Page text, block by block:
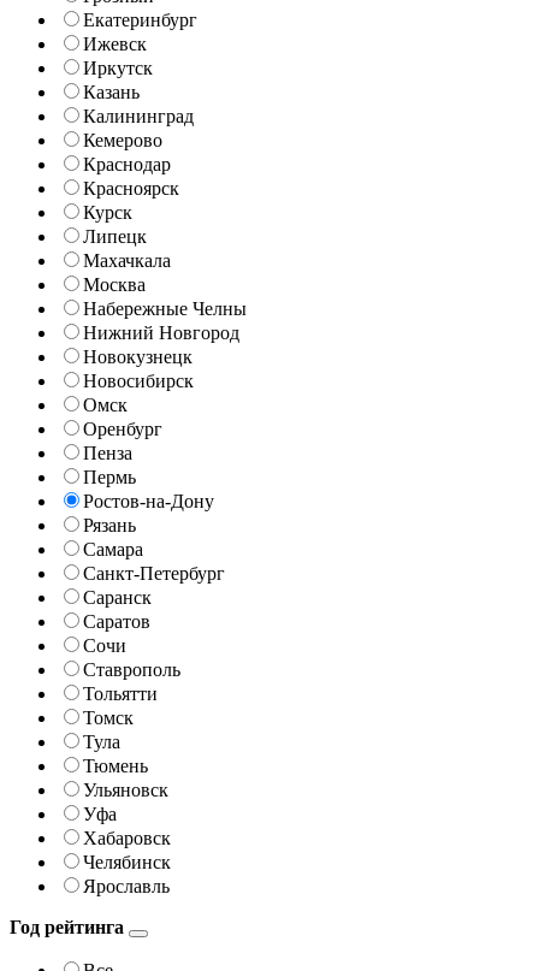
Екатеринбург
Ижевск
Иркутск
Казань
Калининград
Кемерово
Краснодар
Красноярск
Курск
Липецк
Махачкала
Москва
Набережные Челны
Нижний Новгород
Новокузнецк
Новосибирск
Омск
Оренбург
Пенза
Пермь
Ростов-на-Дону
Рязань
Самара
Санкт-Петербург
Саранск
Саратов
Сочи
Ставрополь
Тольятти
Томск
Тула
Тюмень
Ульяновск
Уфа
Хабаровск
Челябинск
Ярославль
Год рейтинга